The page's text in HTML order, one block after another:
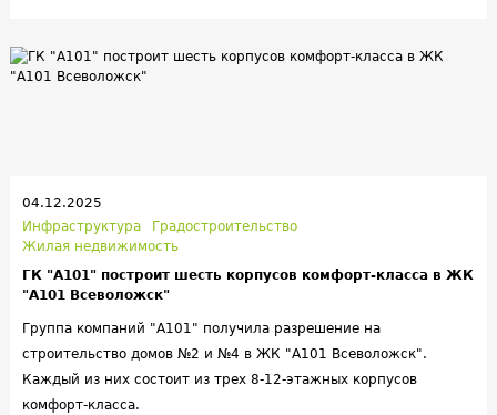
04.12.2025
Инфраструктура
Градостроительство
Жилая недвижимость
ГК "А101" построит шесть корпусов комфорт-класса в ЖК
"А101 Всеволожск"
Группа компаний "А101" получила разрешение на
строительство домов №2 и №4 в ЖК "А101 Всеволожск".
Каждый из них состоит из трех 8-12-этажных корпусов
комфорт-класса.